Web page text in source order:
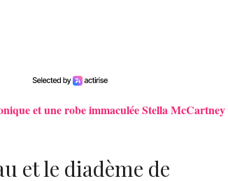
et une robe immaculée Stella McCartney
et le diadème de